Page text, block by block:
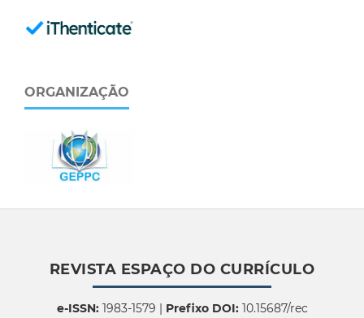
ORGANIZAÇÃO
REVISTA ESPAÇO DO CURRÍCULO
e-ISSN:1983-1579 | Prefixo DOI:10.15687/rec